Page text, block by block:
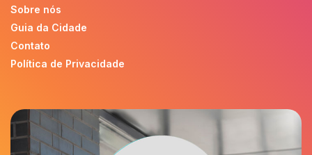
Sobre nós
Guia da Cidade
Contato
Política de Privacidade